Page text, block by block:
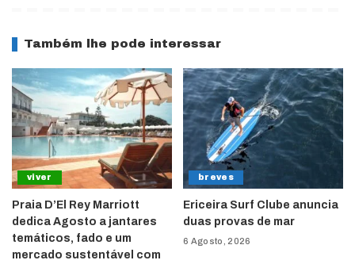
Também lhe pode interessar
viver
Praia D’El Rey Marriott
dedica Agosto a jantares
temáticos, fado e um
mercado sustentável com
breves
Ericeira Surf Clube anuncia
duas provas de mar
6 Agosto, 2026